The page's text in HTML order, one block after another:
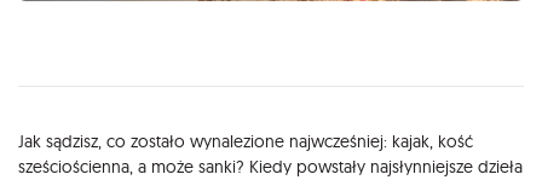
Opis
Jak sądzisz, co zostało wynalezione najwcześniej: kajak, kość
sześciościenna, a może sanki? Kiedy powstały najsłynniejsze dzieła